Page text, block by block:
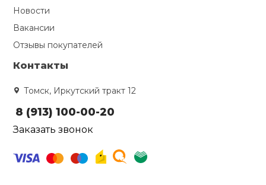
Новости
Вакансии
Отзывы покупателей
Контакты
Томск, Иркутский тракт 12
8 (913) 100-00-20
Заказать звонок